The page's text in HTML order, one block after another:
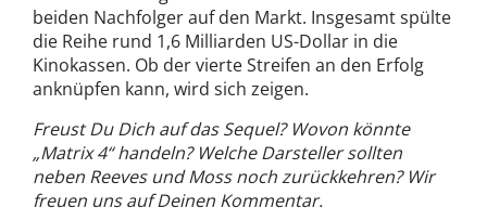
beiden Nachfolger auf den Markt. Insgesamt spülte
die Reihe rund 1,6 Milliarden US-Dollar in die
Kinokassen. Ob der vierte Streifen an den Erfolg
anknüpfen kann, wird sich zeigen.
Freust Du Dich auf das Sequel? Wovon könnte
„Matrix 4“ handeln? Welche Darsteller sollten
neben Reeves und Moss noch zurückkehren? Wir
freuen uns auf Deinen Kommentar.